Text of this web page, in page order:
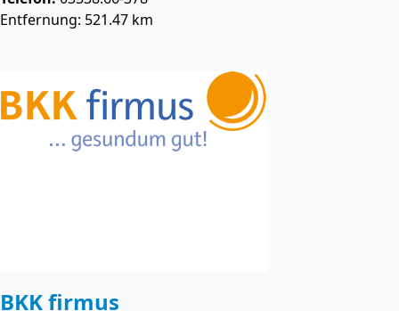
Entfernung: 521.47 km
BKK firmus